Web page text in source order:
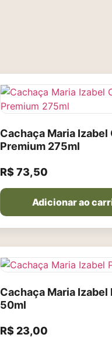
Cachaça Maria Izabel
Premium 275ml
R$73,50
Adicionar ao
Cachaça Maria Izabel
50ml
R$23,00